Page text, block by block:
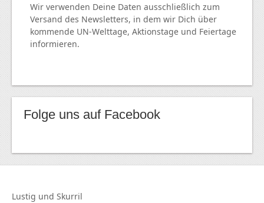
Wir verwenden Deine Daten ausschließlich zum
Versand des Newsletters, in dem wir Dich über
kommende UN-Welttage, Aktionstage und Feiertage
informieren.
Folge uns auf Facebook
Lustig und Skurril